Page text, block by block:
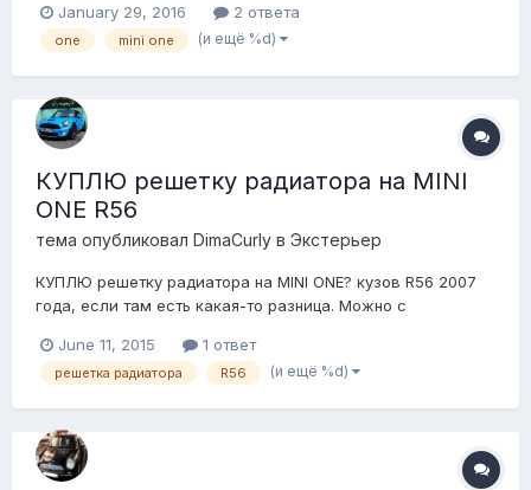
Racing. +7 967 115-91-50 Михаил.
January 29, 2016 2 ответа
one mini one (и ещё %d)
КУПЛЮ решетку радиатора на MINI
ONE R56
тема опубликовал DimaCurly в Экстерьер
КУПЛЮ решетку радиатора на MINI ONE? кузов R56 2007
года, если там есть какая-то разница. Можно с
June 11, 2015
1 ответ
решетка радиатора R56 (и ещё %d)